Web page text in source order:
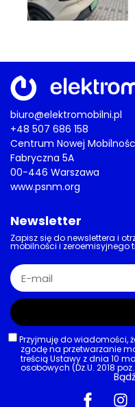
biuro@elektromobilni.pl
+48 507 686 158
Centrum Nowej
Fabryczna 5A
00-446 Warszawa
www.psnm.org
Newsletter
Zapisz się do newslettera i
mobilności i zeroemisyjnego
Przyjmuję do wiadomości,
zgodę na przetwarzanie
treścią Ustawy z dnia 10
osobowych (Dz.U. 2018